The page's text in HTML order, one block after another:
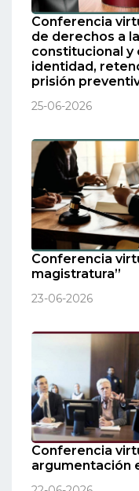
Conferencia
de derechos a
constitucional y
identidad,
prisión
25-06-2026
Conferencia
magistratura”
23-06-2026
Conferencia
argumentación